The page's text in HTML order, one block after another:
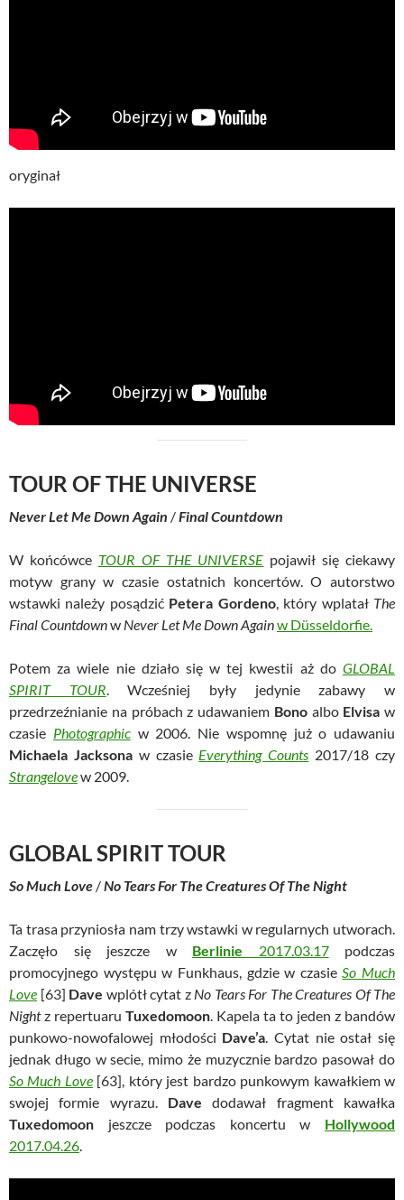
oryginał
TOUR OF THE UNIVERSE
Never Let Me Down Again /Final Countdown
W końcówce TOUR OF THE UNIVERSE pojawił się ciekawy
motyw grany w czasie ostatnich koncertów. O autorstwo
wstawki należy posądzić Petera Gordeno, który wplatał The
Final Countdownw Never Let Me Down Againw Düsseldorfie.
Potem za wiele nie działo się w tej kwestii aż do GLOBAL
SPIRIT TOUR. Wcześniej były jedynie zabawy w
przedrzeźnianie na próbach z udawaniem Bonoalbo Elvisa w
czasie Photographic w 2006. Nie wspomnę już o udawaniu
Michaela Jacksonaw czasie Everything Counts 2017/18 czy
Strangelovew 2009.
GLOBAL SPIRIT TOUR
So Much Love /No Tears For The Creatures Of The Night
Ta trasa przyniosła nam trzy wstawki w regularnych utworach.
Zaczęło się jeszcze w Berlinie 2017.03.17podczas
promocyjnego występu w Funkhaus, gdzie w czasieSo Much
Love [63] Dave wplótł cytat z No Tears For The Creatures Of The
Nightz repertuaru Tuxedomoon. Kapela ta to jeden z bandów
punkowo-nowofalowej młodości Dave’a. Cytat nie ostał się
jednak długo w secie, mimo że muzycznie bardzo pasował do
So Much Love[63], który jest bardzo punkowym kawałkiem w
swojej formie wyrazu. Davedodawał fragment kawałka
Tuxedomoon jeszcze podczas koncertu w Hollywood
2017.04.26.